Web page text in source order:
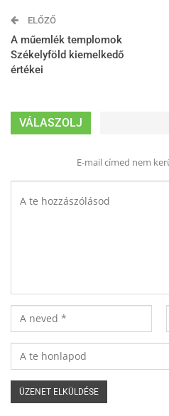
ELŐZŐ
A műemlék templomok
Székelyföld kiemelkedő
értékei
VÁLASZOLJ
E-mail címed nem